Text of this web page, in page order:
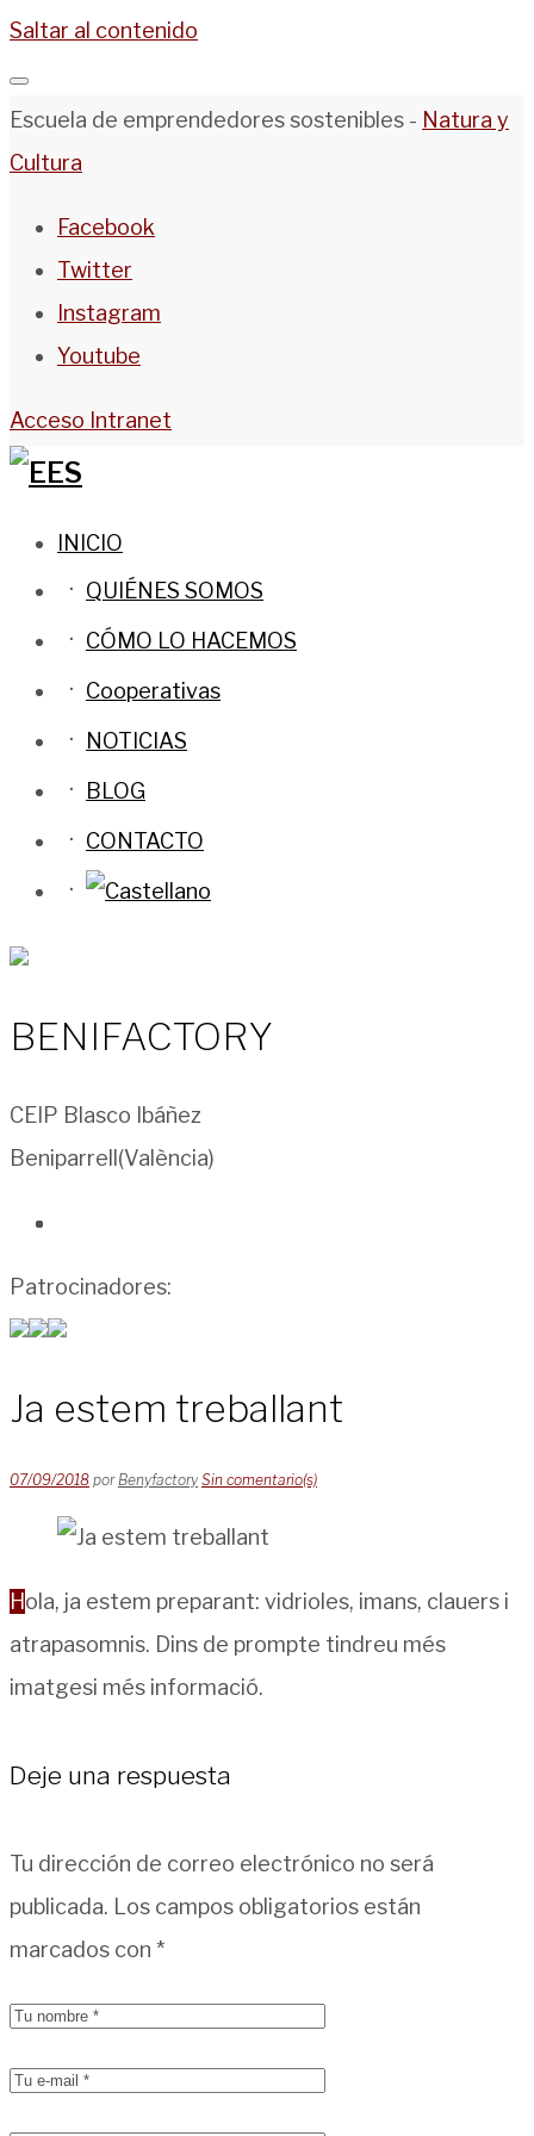
Saltar al contenido
Escuela de emprendedores sostenibles - Natura y
Cultura
Facebook
Twitter
Instagram
Youtube
Acceso Intranet
INICIO
QUIÉNES SOMOS
CÓMO LO HACEMOS
Cooperativas
NOTICIAS
BLOG
CONTACTO
BENIFACTORY
CEIP Blasco Ibáñez
Beniparrell(València)
Patrocinadores:
Ja estem treballant
07/09/2018 porBenyfactory Sin comentario(s)
Hola, ja estem preparant: vidrioles, imans, clauers i
atrapasomnis. Dins de prompte tindreu més
imatgesi més informació.
Deje una respuesta
Tu dirección de correo electrónico no será
publicada. Los campos obligatorios están
marcados con *